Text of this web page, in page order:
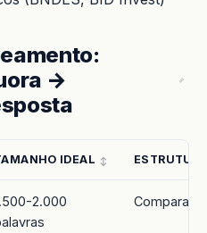
→
IDEAL
2.000